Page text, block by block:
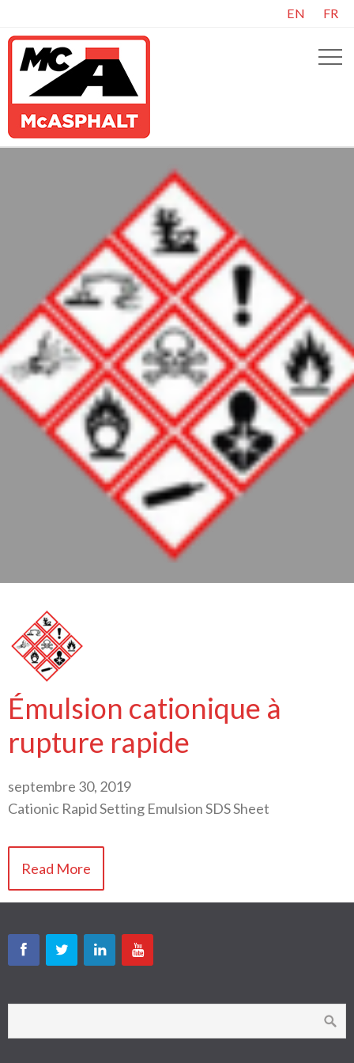
EN FR
Émulsion cationique à
rupture rapide
septembre 30, 2019
Cationic Rapid Setting Emulsion SDS Sheet
Read More